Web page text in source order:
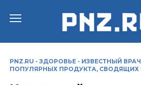
PNZ.RU - ЗДОРОВЬЕ - ИЗВЕСТНЫЙ
ПОПУЛЯРНЫХ ПРОДУКТА, СВОДЯЩИХ